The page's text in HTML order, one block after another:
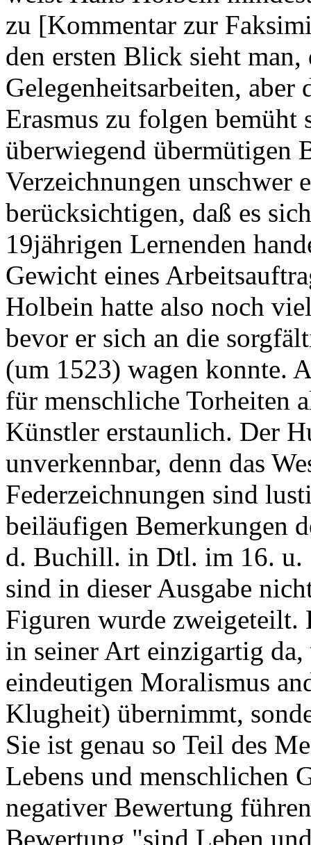
zu [Kommentar zur
den ersten Blick sieht
Gelegenheitsarbeiten, aber
Erasmus zu folgen
überwiegend übermütigen
Verzeichnungen unschwer
berücksichtigen, daß es
19jährigen Lernenden
Gewicht eines
Holbein hatte also noch
bevor er sich an die
(um 1523) wagen konnte.
für menschliche Torheiten
Künstler erstaunlich. Der
unverkennbar, denn das
Federzeichnungen sind
beiläufigen Bemerkungen
d. Buchill. in Dtl. im 16. u.
sind in dieser Ausgabe
Figuren wurde zweigeteilt.
in seiner Art einzigartig
eindeutigen Moralismus
Klugheit) übernimmt,
Sie ist genau so Teil des
Lebens und menschlichen
negativer Bewertung
Bewertung "sind Leben